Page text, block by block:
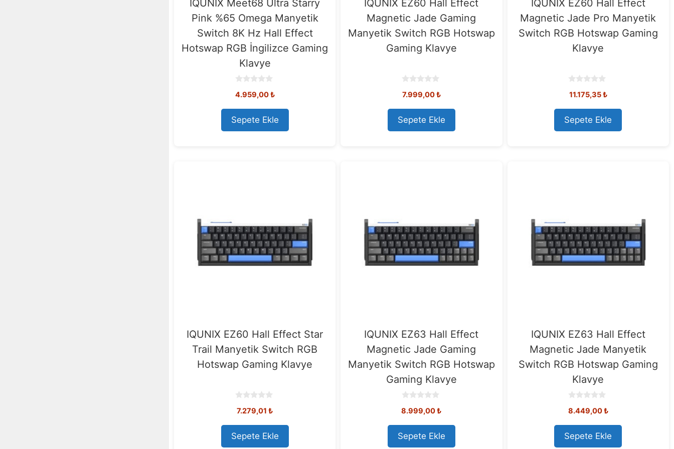
IQUNIX Meet68 Ultra Starry
Pink %65 Omega Manyetik
Switch 8K Hz Hall Effect
Hotswap RGB İngilizce Gaming
Klavye
o
t
o
f
5
4.959,00₺
Sepete Ekle
IQUNIX EZ60 Hall Effect
Magnetic Jade Gaming
Manyetik Switch RGB Hotswap
Gaming Klavye
o
t
o
f
5
7.999,00₺
Sepete Ekle
IQUNIX EZ60 Hall Effect
Magnetic Jade Pro Manyetik
Switch RGB Hotswap Gaming
Klavye
o
t
o
f
5
11.175,35₺
Sepete Ekle
IQUNIX EZ60 Hall Effect Star
Trail Manyetik Switch RGB
Hotswap Gaming Klavye
o
t
o
f
5
7.279,01₺
Sepete Ekle
IQUNIX EZ63 Hall Effect
Magnetic Jade Gaming
Manyetik Switch RGB Hotswap
Gaming Klavye
o
t
o
f
5
8.999,00₺
Sepete Ekle
IQUNIX EZ63 Hall Effect
Magnetic Jade Manyetik
Switch RGB Hotswap Gaming
Klavye
o
t
o
f
5
8.449,00₺
Sepete Ekle